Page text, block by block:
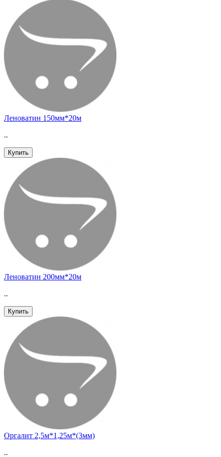
Леноватин 150мм*20м
..
Купить
Леноватин 200мм*20м
..
Купить
Оргалит 2,5м*1,25м*(3мм)
..